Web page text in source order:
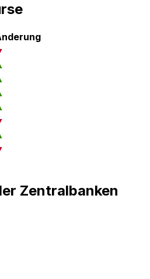
Zentralbanken